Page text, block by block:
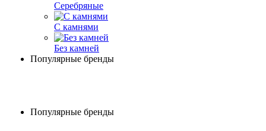
Серебряные
С камнями
Без камней
Популярные бренды
Популярные бренды